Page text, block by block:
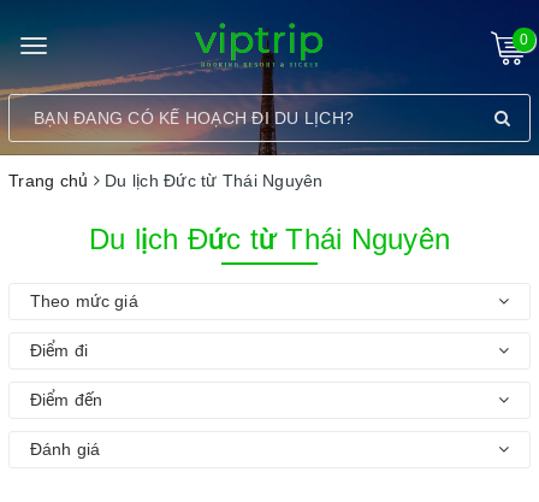
Toggle
navigation
0
Trang chủ Du lịch Đức từ Thái Nguyên
Du lịch Đức từ Thái Nguyên
Theo mức giá
Điểm đi
Điểm đến
Đánh giá